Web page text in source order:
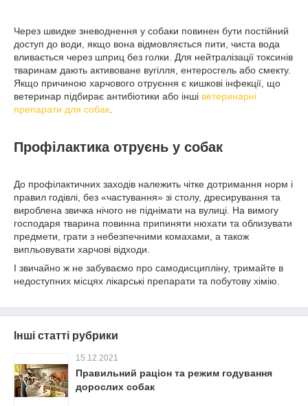
Через швидке зневоднення у собаки повинен бути постійний
доступ до води, якщо вона відмовляється пити, чиста вода
вливається через шприц без голки. Для нейтралізації токсинів
тваринам дають активоване вугілля, ентеросгель або смекту.
Якщо причиною харчового отруєння є кишкові інфекції, що
ветеринар підбирає антибіотики або інші ветеринарні
препарати для собак
Профілактика отруєнь у собак
До профілактичних заходів належить чітке дотримання норм і
правил годівлі, без «частування» зі столу, дресирування та
вироблена звичка нічого не піднімати на вулиці. На вимогу
господаря тварина повинна припиняти нюхати та облизувати
предмети, грати з небезпечними комахами, а також
випльовувати харчові відходи.
І звичайно ж не забуваємо про самодисципліну, тримайте в
недоступних місцях лікарські препарати та побутову хімію.
Інші статті рубрики
15.12.2021
Правильний раціон та режим годування
дорослих собак